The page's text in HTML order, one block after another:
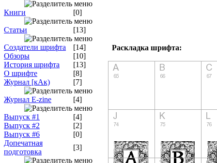
Книги [0]
Статьи [13]
Создатели шрифта
[14]
Обзоры
[10]
История шрифта
[13]
О шрифте
[8]
Журнал [кАк)
[7]
Журнал E-zine [4]
Выпуск #1
[4]
Выпуск #2
[2]
Выпуск #6
[0]
Допечатная
подготовка
[3]
Раскладка шрифта: